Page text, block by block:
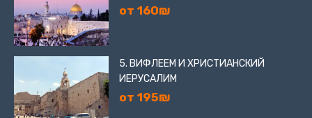
от 160₪
5. ВИФЛЕЕМ И ХРИСТИАНСКИЙ
ИЕРУСАЛИМ
от 195₪